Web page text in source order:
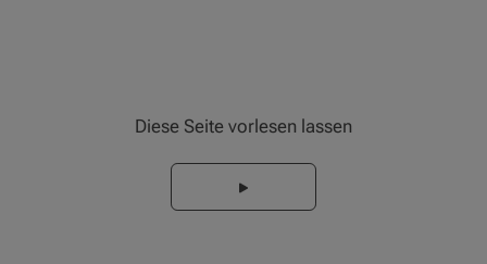
Diese Seite vorlesen lassen